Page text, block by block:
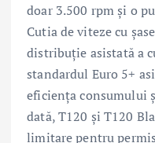
doar 3.500 rpm și o
Cutia de viteze cu
distribuție asistată a
standardul Euro 5+
eficiența consumului
dată, T120 și T120
limitare pentru